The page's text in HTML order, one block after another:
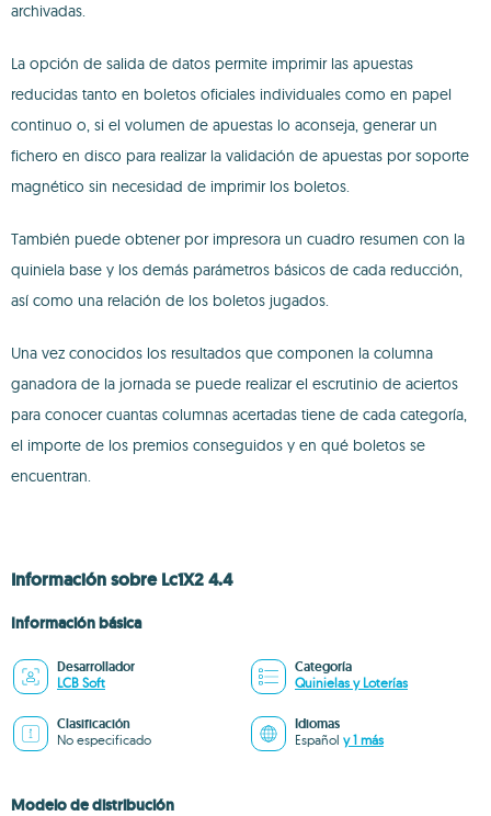
archivadas.
La opción de salida de datos permite imprimir las apuestas
reducidas tanto en boletos oficiales individuales como en papel
continuo o, si el volumen de apuestas lo aconseja, generar un
fichero en disco para realizar la validación de apuestas por soporte
magnético sin necesidad de imprimir los boletos.
También puede obtener por impresora un cuadro resumen con la
quiniela base y los demás parámetros básicos de cada reducción,
así como una relación de los boletos jugados.
Una vez conocidos los resultados que componen la columna
ganadora de la jornada se puede realizar el escrutinio de aciertos
para conocer cuantas columnas acertadas tiene de cada categoría,
el importe de los premios conseguidos y en qué boletos se
encuentran.
Información sobre Lc1X2 4.4
Información básica
Desarrollador
LCB Soft
Categoría
Quinielas y Loterías
Clasificación
No especificado
Idiomas
Español y 1 más
Modelo de distribución